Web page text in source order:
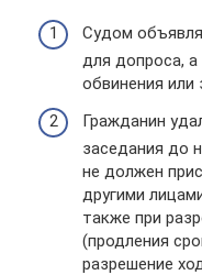
Судом
для допроса, а
обвинения
Гражданин
заседания до
не должен
другими
также при
(продления
разрешение